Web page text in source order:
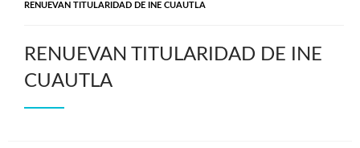
RENUEVAN TITULARIDAD DE INE CUAUTLA
RENUEVAN TITULARIDAD DE INE
CUAUTLA